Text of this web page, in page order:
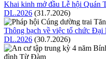
Khai kinh mở đầu Lễ hội Quán
DL.2026 (31.7.2026)
Thông bạch về việc tổ chức
DL.2026 (30.7.2026)